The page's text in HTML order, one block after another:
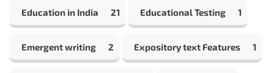
Education in India 21 Educational Testing 1
Emergent writing 2 Expository text Features 1